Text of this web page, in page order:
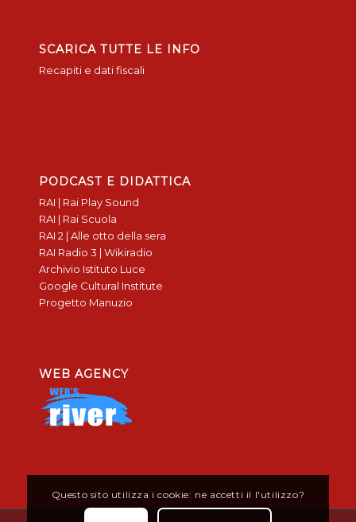
SCARICA TUTTE LE INFO
Recapiti e dati fiscali
PODCAST E DIDATTICA
RAI | Rai Play Sound
RAI | Rai Scuola
RAI 2 | Alle otto della sera
RAI Radio 3 | Wikiradio
Archivio Istituto Luce
Google Cultural Institute
Progetto Manuzio
WEB AGENCY
Questo sito utilizza i cookie: ne accetti il l'utilizzo?